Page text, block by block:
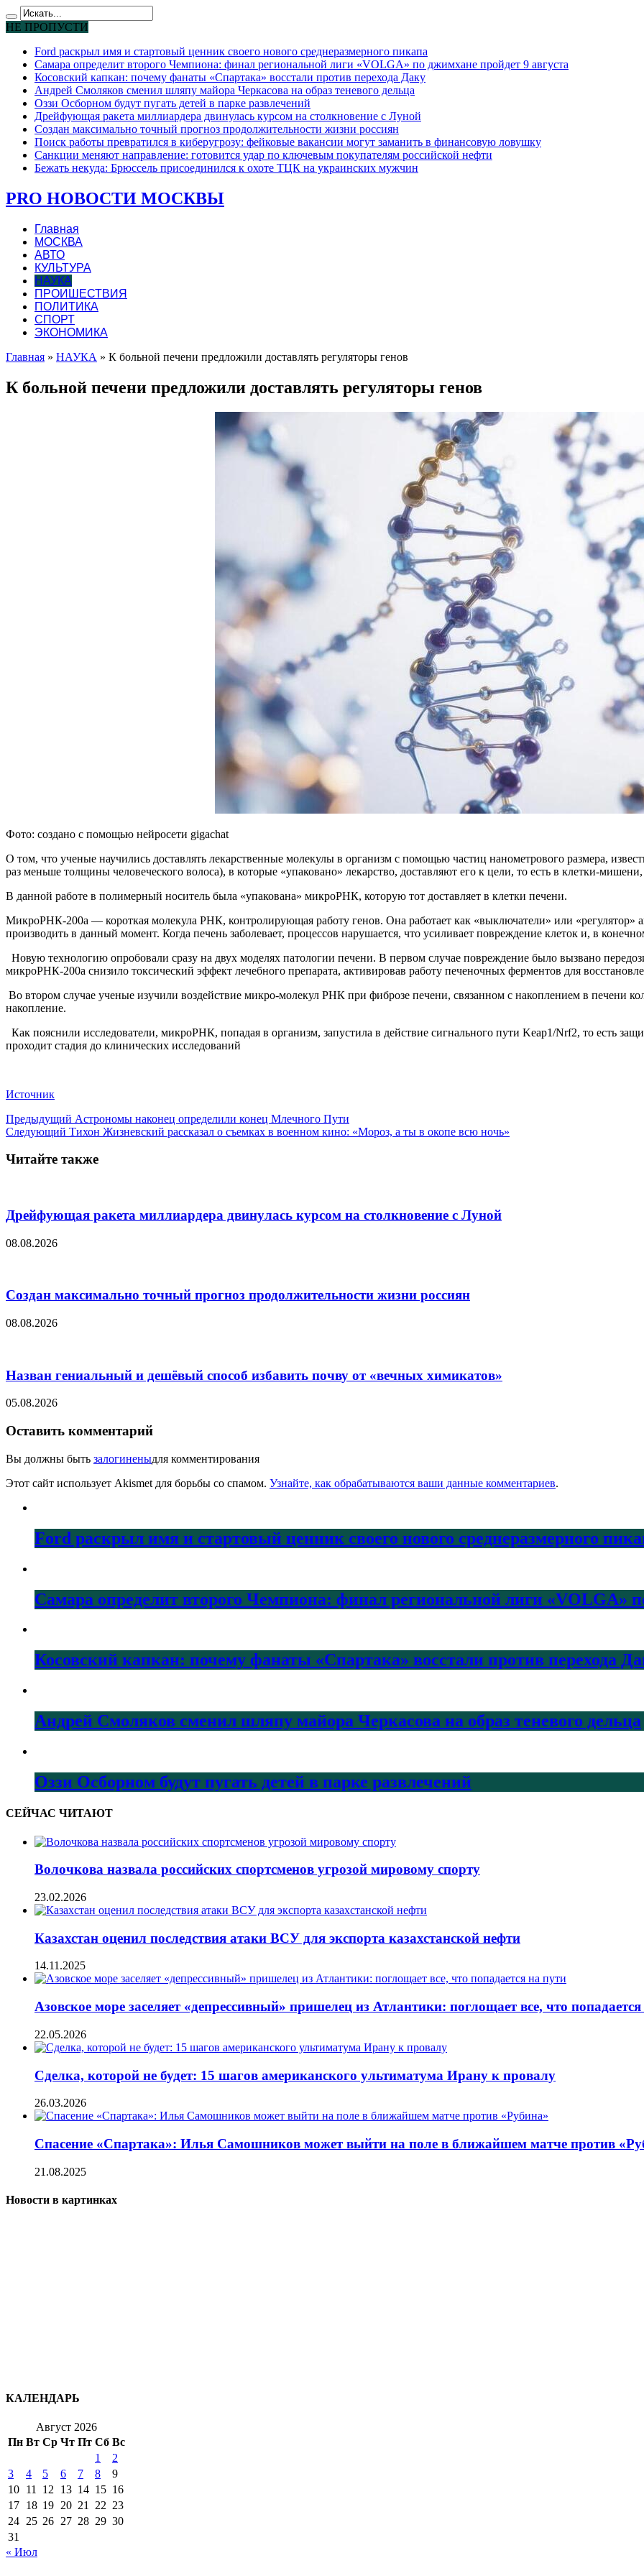
НЕ ПРОПУСТИ
Ford раскрыл имя и стартовый ценник своего нового среднеразмерного пикапа
Самара определит второго Чемпиона: финал региональной лиги «VOLGA» по джимхане пройдет 9 августа
Косовский капкан: почему фанаты «Спартака» восстали против перехода Даку
Андрей Смоляков сменил шляпу майора Черкасова на образ теневого дельца
Оззи Осборном будут пугать детей в парке развлечений
Дрейфующая ракета миллиардера двинулась курсом на столкновение с Луной
Создан максимально точный прогноз продолжительности жизни россиян
Поиск работы превратился в киберугрозу: фейковые вакансии могут заманить в финансовую ловушку
Санкции меняют направление: готовится удар по ключевым покупателям российской нефти
Бежать некуда: Брюссель присоединился к охоте ТЦК на украинских мужчин
PRO НОВОСТИ МОСКВЫ
Главная
МОСКВА
АВТО
КУЛЬТУРА
НАУКА
ПРОИШЕСТВИЯ
ПОЛИТИКА
СПОРТ
ЭКОНОМИКА
Главная » НАУКА » К больной печени предложили доставлять регуляторы генов
К больной печени предложили доставлять регуляторы генов
Фото: создано с помощью нейросети gigachat
О том, что ученые научились доставлять лекарственные молекулы в организм с помощью частиц нанометрового размера,
раз меньше толщины человеческого волоса), в которые «упаковано» лекарство, доставляют его к цели, то есть в клетки-
В данной работе в полимерный носитель была «упакована» микроРНК, которую тот доставляет в клетки печени.
МикроРНК-200a — короткая молекула РНК, контролирующая работу генов. Она работает как «выключатели» или «регулятор»
производить в данный момент. Когда печень заболевает, процессов нарушается, что усиливает повреждение клеток и, в
Новую технологию опробовали сразу на двух моделях патологии печени. В первом случае повреждение было вызвано
микроРНК-200a снизило токсический эффект лечебного препарата, активировав работу печеночных ферментов для
Во втором случае ученые изучили воздействие микро-молекул РНК при фиброзе печени, связанном с накоплением в печени
накопление.
Как пояснили исследователи, микроРНК, попадая в организм, запустила в действие сигнального пути Keap1/Nrf2, то есть
проходит стадия до клинических исследований
Источник
Предыдущий Астрономы наконец определили конец Млечного Пути
Следующий Тихон Жизневский рассказал о съемках в военном кино: «Мороз, а ты в окопе всю ночь»
Читайте также
Дрейфующая ракета миллиардера двинулась курсом на столкновение с Луной
08.08.2026
Создан максимально точный прогноз продолжительности жизни россиян
08.08.2026
Назван гениальный и дешёвый способ избавить почву от «вечных химикатов»
05.08.2026
Оставить комментарий
Вы должны быть залогиненыдля комментирования
Этот сайт использует Akismet для борьбы со спамом. Узнайте, как обрабатываются ваши данные комментариев.
Ford раскрыл имя и стартовый ценник своего нового среднеразмерного
Самара определит второго Чемпиона: финал региональной лиги «VOLGA»
Косовский капкан: почему фанаты «Спартака» восстали против перехода
Андрей Смоляков сменил шляпу майора Черкасова на образ теневого дельца
Оззи Осборном будут пугать детей в парке развлечений
СЕЙЧАС ЧИТАЮТ
Волочкова назвала российских спортсменов угрозой мировому спорту
23.02.2026
Казахстан оценил последствия атаки ВСУ для экспорта казахстанской нефти
14.11.2025
Азовское море заселяет «депрессивный» пришелец из Атлантики: поглощает все, что
22.05.2026
Сделка, которой не будет: 15 шагов американского ультиматума Ирану к провалу
26.03.2026
Спасение «Спартака»: Илья Самошников может выйти на поле в ближайшем матче против
21.08.2025
Новости в картинках
КАЛЕНДАРЬ
Август 2026
Пн Вт Ср Чт Пт Сб Вс
1
2
3
4 5 6 7 8
9
10 11 12 13 14 15 16
17 18 19 20 21 22 23
24 25 26 27 28 29 30
31
« Июл